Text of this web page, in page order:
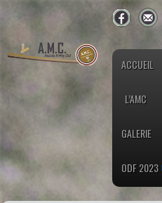
ACCUEIL
L’AMC
GALERIE
ODF 2023